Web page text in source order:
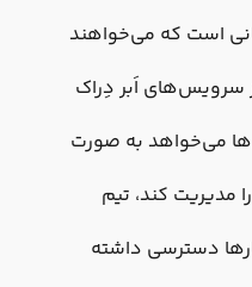
است که می‌خواهند
سرویس‌های اَبر دِراک
می‌خواهد به صورت
مدیریت کند، تیم
دسترسی داشته